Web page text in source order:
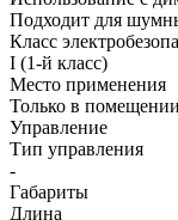
Подходит для
Класс
I (1-й класс)
Место применения
Только в помещении
Управление
Тип управления
-
Габариты
Длина